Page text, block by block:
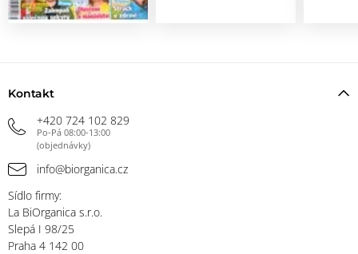
Kontakt
+420 724 102 829
Po-Pá 08:00-13:00
(objednávky)
info@biorganica.cz
Sídlo firmy:
La BiOrganica s.r.o.
Slepá I 98/25
Praha 4 142 00